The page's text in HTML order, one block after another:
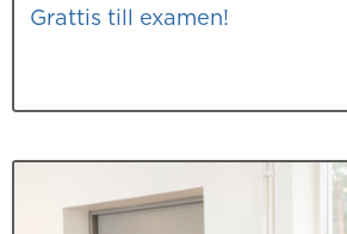
Grattis till examen!